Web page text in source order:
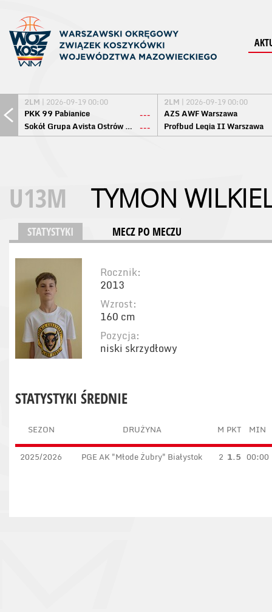
2LM | 2026-09-19 00:00
PKK 99 Pabianice
---
Sokół Grupa Avista Ostrów Maz. ---
2LM | 2026-09-19 00:00
AZS AWF Warszawa
Profbud Legia II Warszawa
U13M TYMON
STATYSTYKI MECZ PO MECZU
Rocznik:
2013
Wzrost:
160 cm
Pozycja:
niski skrzydłowy
STATYSTYKI ŚREDNIE
SEZON DRUŻYNA M PKT MIN
2025/2026 PGE AK "Młode Żubry" Białystok 2 1.5 00:00